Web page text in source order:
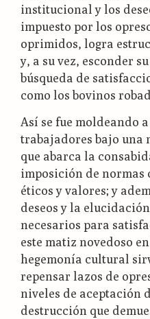
institucional y los
impuesto por los
oprimidos, logra
y, a su vez, esconder
búsqueda de
como los bovinos
Así se fue moldeando
trabajadores bajo una
que abarca la
imposición de
éticos y valores; y
deseos y la
necesarios para
este matiz novedoso
hegemonía cultural
repensar lazos de
niveles de aceptación
destrucción que